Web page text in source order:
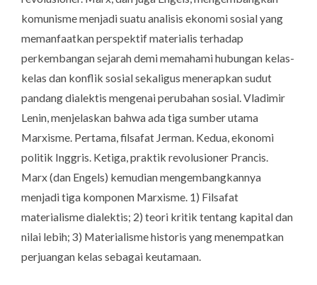
komunisme menjadi suatu analisis ekonomi sosial yang
memanfaatkan perspektif materialis terhadap
perkembangan sejarah demi memahami hubungan kelas-
kelas dan konflik sosial sekaligus menerapkan sudut
pandang dialektis mengenai perubahan sosial. Vladimir
Lenin, menjelaskan bahwa ada tiga sumber utama
Marxisme. Pertama, filsafat Jerman. Kedua, ekonomi
politik Inggris. Ketiga, praktik revolusioner Prancis.
Marx (dan Engels) kemudian mengembangkannya
menjadi tiga komponen Marxisme. 1) Filsafat
materialisme dialektis; 2) teori kritik tentang kapital dan
nilai lebih; 3) Materialisme historis yang menempatkan
perjuangan kelas sebagai keutamaan.